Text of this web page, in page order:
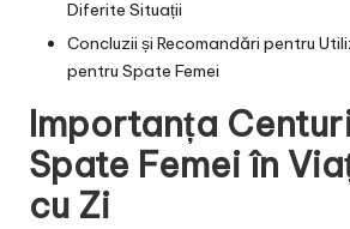
Diferite Situații
Concluzii și Recomandări pentru
pentru Spate Femei
Importanța
Spate Femei în
cu Zi